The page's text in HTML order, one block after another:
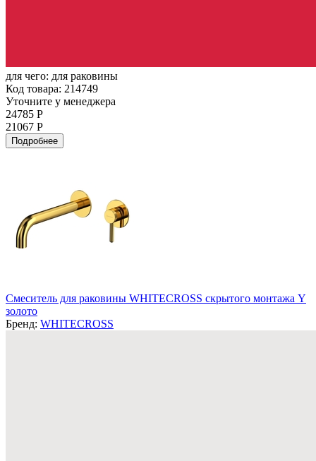
для чего: для раковины
Код товара: 214749
Уточните у менеджера
24785 Р
21067 Р
Подробнее
Смеситель для раковины WHITECROSS скрытого монтажа Y
золото
Бренд: WHITECROSS